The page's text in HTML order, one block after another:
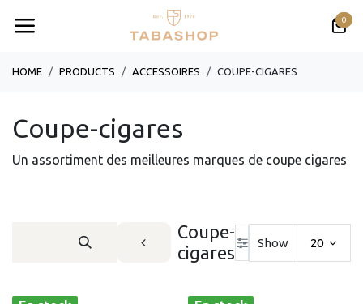
0
HOME PRODUCTS ​​​​​​​​​​ACCESSOIRES COUPE-CIGARES
Coupe-cigares
Un assortiment des meilleures marques de coupe cigares
Coupe-
cigares
Show 20